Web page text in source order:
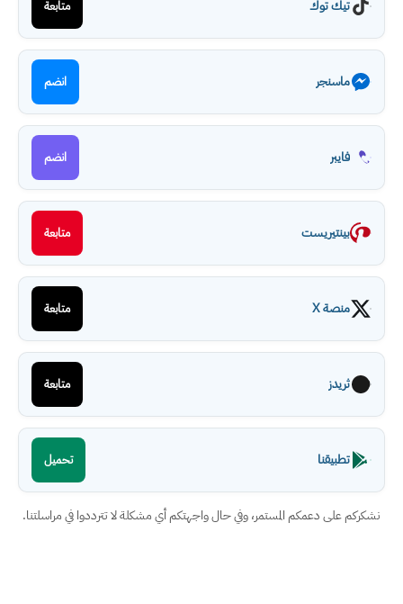
تيك توك متابعة
ماسنجر انضم
فايبر انضم
بينتيريست متابعة
منصة X متابعة
ثريدز متابعة
تطبيقنا تحميل
نشكركم على دعمكم المستمر، وفي حال واجهتكم أي مشكلة لا تترددوا في مراسلتنا.